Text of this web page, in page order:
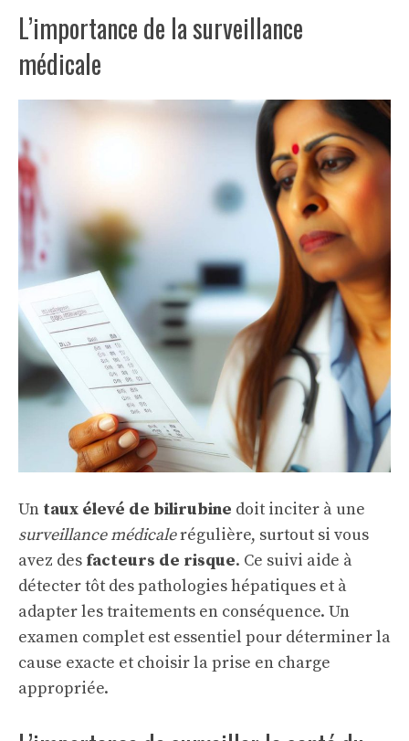
L’importance de la surveillance
médicale
Un taux élevé de bilirubine doit inciter à une
surveillance médicalerégulière, surtout si vous
avez des facteurs de risque. Ce suivi aide à
détecter tôt des pathologies hépatiques et à
adapter les traitements en conséquence. Un
examen complet est essentiel pour déterminer la
cause exacte et choisir la prise en charge
appropriée.